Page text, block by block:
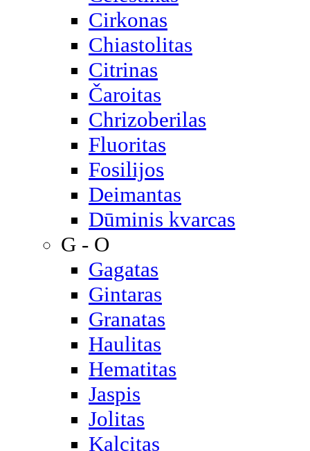
Cirkonas
Chiastolitas
Citrinas
Čaroitas
Chrizoberilas
Fluoritas
Fosilijos
Deimantas
Dūminis kvarcas
G - O
Gagatas
Gintaras
Granatas
Haulitas
Hematitas
Jaspis
Jolitas
Kalcitas